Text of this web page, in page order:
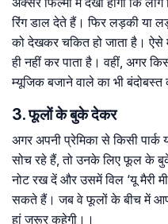
रिंग डाल देते हैं। फिर लड़की या
को देखकर चकित हो जाता है। ऐसे
ही नहीं कर पाता है। वहीं, अगर
म्यूजिक बजाने वाले का भी
3. फूलों के बुके देकर
अगर अपनी प्रेमिका से किसी
सोच रहे हैं, तो उनके लिए फूल के
नोट रख दें और उसमें विल ‘यू मैरी
सकते हैं। जब वे फूलों के बीच में
हां जरूर कहेगी।।